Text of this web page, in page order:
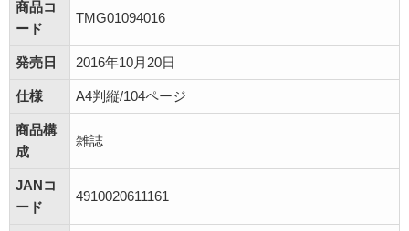
商品コ
ード
TMG01094016
発売日 2016年10月20日
仕様 A4判縦/104ページ
商品構
成
雑誌
JANコ
ード
4910020611161